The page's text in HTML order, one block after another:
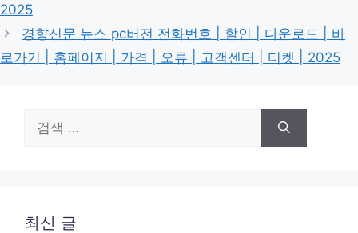
리
2025
경향신문 뉴스 pc버전 전화번호 | 할인 | 다운로드 | 바
로가기 | 홈페이지 | 가격 | 오류 | 고객센터 | 티켓 | 2025
색:
최신 글